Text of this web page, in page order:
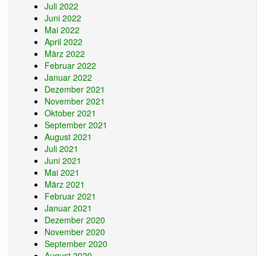
Juli 2022
Juni 2022
Mai 2022
April 2022
März 2022
Februar 2022
Januar 2022
Dezember 2021
November 2021
Oktober 2021
September 2021
August 2021
Juli 2021
Juni 2021
Mai 2021
März 2021
Februar 2021
Januar 2021
Dezember 2020
November 2020
September 2020